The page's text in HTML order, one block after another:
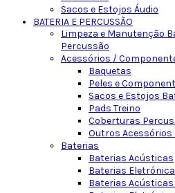
Sacos e Estojos Áudio
BATERIA E PERCUSSÃO
Limpeza e Manutenção
Percussão
Acessórios /
Baquetas
Peles e
Sacos e Estojos
Pads Treino
Coberturas
Outros Acessórios
Baterias
Baterias Acústicas
Baterias
Baterias